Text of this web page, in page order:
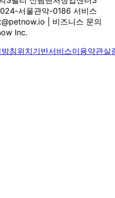
서울관악-0186 서비스
| 비즈니스 문의
Inc.
침위치기반서비스이용약관실